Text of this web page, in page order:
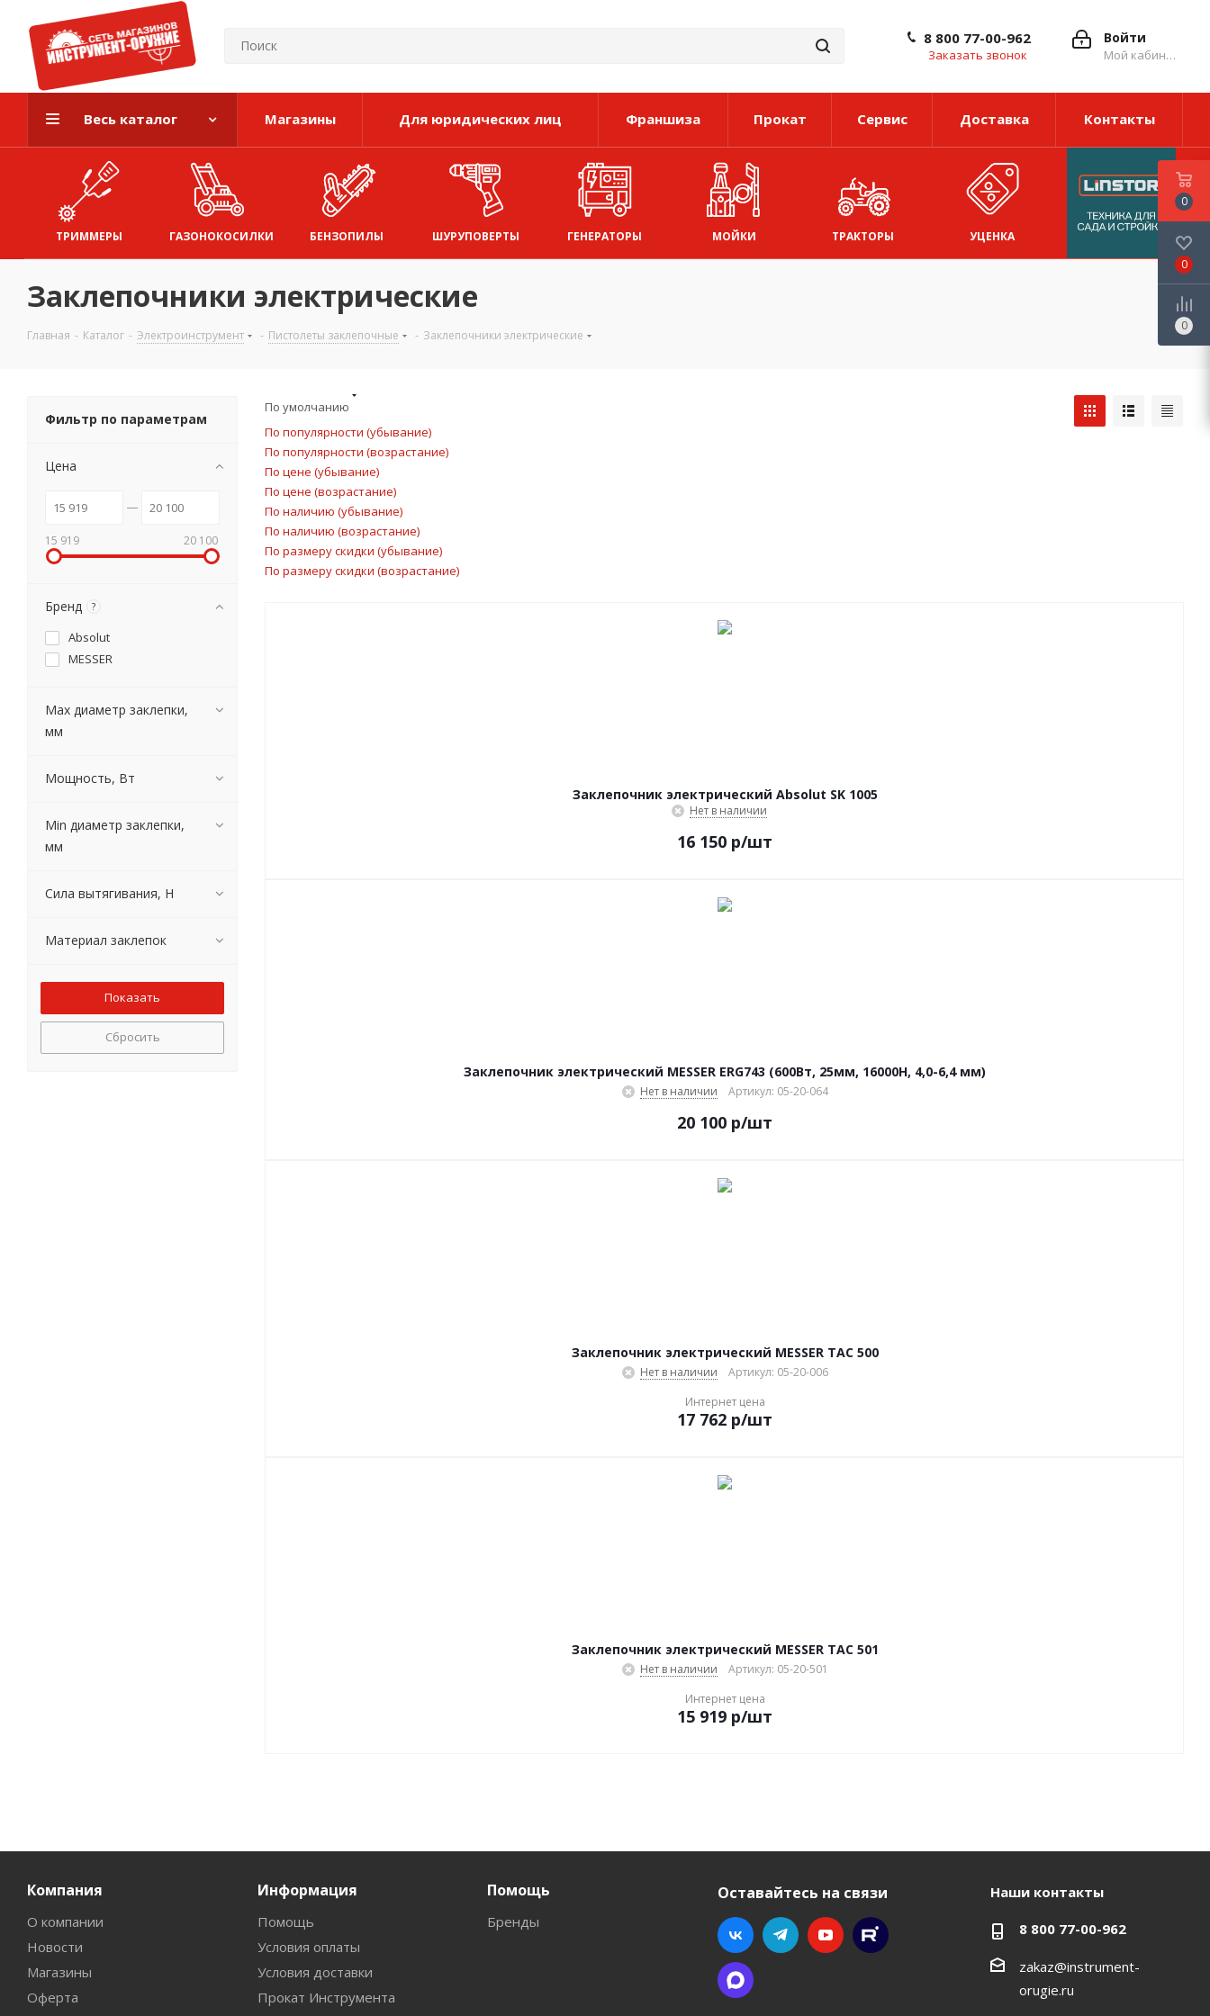
Войти
Мой кабинет
8 800 77-00-962
Заказать звонок
Весь каталог Магазины Для юридических лиц Франшиза Прокат Сервис Доставка Контакты
ТРИММЕРЫ ГАЗОНОКОСИЛКИ БЕНЗОПИЛЫ ШУРУПОВЕРТЫ ГЕНЕРАТОРЫ МОЙКИ ТРАКТОРЫ УЦЕНКА
Заклепочники электрические
Главная - Каталог - Электроинструмент - Пистолеты заклепочные - Заклепочники электрические
По умолчанию
По популярности (убывание)
По популярности (возрастание)
По цене (убывание)
По цене (возрастание)
По наличию (убывание)
По наличию (возрастание)
По размеру скидки (убывание)
По размеру скидки (возрастание)
Заклепочник электрический Absolut SK 1005
Нет в наличии
16 150 р/шт
Заклепочник электрический MESSER ERG743 (600Вт, 25мм, 16000Н, 4,0-6,4 мм)
Нет в наличии Артикул: 05-20-064
20 100 р/шт
Заклепочник электрический MESSER TAC 500
Нет в наличии
Артикул: 05-20-006
Интернет цена
17 762 р/шт
Заклепочник электрический MESSER TAC 501
Нет в наличии
Артикул: 05-20-501
Интернет цена
15 919 р/шт
Фильтр по параметрам
Цена
15 919 20 100
Бренд ?
Absolut
MESSER
Мах диаметр заклепки,
мм
Мощность, Вт
Мin диаметр заклепки,
мм
Сила вытягивания, Н
Материал заклепок
Сбросить
Компания
О компании
Новости
Магазины
Оферта
Информация
Помощь
Условия оплаты
Условия доставки
Прокат Инструмента
Помощь
Бренды
Оставайтесь на связи Наши контакты
8 800 77-00-962
zakaz@instrument-
orugie.ru
0
0
0